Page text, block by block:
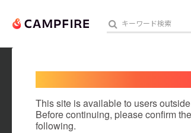
人気のプロジェ
This site is available to users
Before continuing, please confirm the
following.